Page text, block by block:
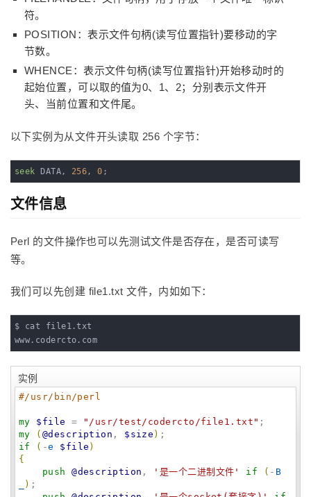
符。
POSITION：表示文件句柄(读写位置指针)要移动的字
节数。
WHENCE：表示文件句柄(读写位置指针)开始移动时的
起始位置，可以取的值为0、1、2；分别表示文件开
头、当前位置和文件尾。
以下实例为从文件开头读取 256 个字节：
seek DATA, 256, 0 ;
文件信息
Perl 的文件操作也可以先测试文件是否存在，是否可读写
等。
我们可以先创建 file1.txt 文件，内如如下：
$ cat file1.txt
www.codercto.com
实例
#/usr/bin/perl
my $file = " /usr/test/codercto/file1.txt "
my
( @description , $size )
if
( -e $file )
{
push
@description , ' 是一个二进制文件 ' if ( - B
) ;